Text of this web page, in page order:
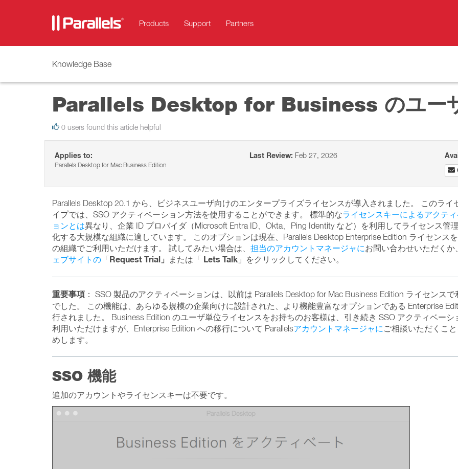
Products Support Partners
Knowledge Base
Parallels Desktop for Business のユー
0 users found this article helpful
Applies to:
Parallels Desktop for Mac Business Edition
Last Review: Feb 27, 2026
Parallels Desktop 20.1 から、ビジネスユーザ向けのエンタープライズライセンスが導入されました。 このライ
イプでは、SSO アクティベーション方法を使用することができます。 標準的なライセンスキーによるアクテ
ョンとは異なり、企業 ID プロバイダ（Microsoft Entra ID、Okta、Ping Identity など）を利用してライセンス管
化する大規模な組織に適しています。 このオプションは現在、Parallels Desktop Enterprise Edition ライセンス
の組織でご利用いただけます。 試してみたい場合は、 担当のアカウントマネージャにお問い合わせいただくか
ェブサイトの 「Request Trial」 または「 Lets Talk 」をクリックしてください。
重要事項 ： SSO 製品のアクティベーションは、以前は Parallels Desktop for Mac Business Edition ライセンス
でした。 この機能は、あらゆる規模の企業向けに設計された、より機能豊富なオプションである Enterprise
行されました。 Business Edition のユーザ単位ライセンスをお持ちのお客様は、引き続き SSO アクティベーシ
利用いただけますが、Enterprise Edition への移行について Parallelsアカウントマネージャに ご相談いただくこ
めします。
SSO 機能
追加のアカウントやライセンスキーは不要です。